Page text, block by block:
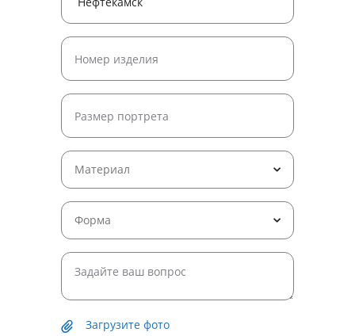
Материал
Форма
Загрузите фото